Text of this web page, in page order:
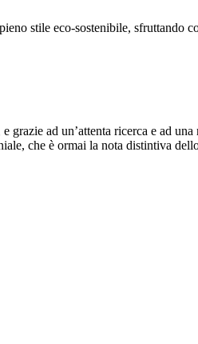
stile eco-sostenibile, sfruttando
ad un’attenta ricerca e ad una
che è ormai la nota distintiva